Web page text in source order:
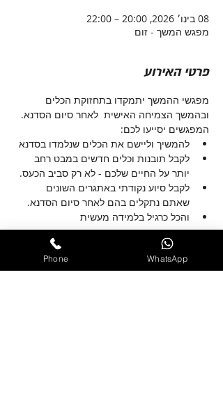
08 בינו׳ 2026, 20:00 – 22:00
מפגש המשך - זום
פרטי האירוע
מפגשי ההמשך יתמקדו בתחזוקת הכלים
ובהמשך הצמיחה האישית  לאחר סיום הסדנא.
המפגשים יסייעו לכם:
להמשיך וליישם את הכלים שנלמדו בסדנא
לקבל תובנות וכלים חדשים במבט רחב
יותר על החיים שלכם - לא רק סביב הכעס.
לקבל סיוע נקודתי באתגרים השונים
שאתם נתקלים בהם לאחר סיום הסדנא.
והכל כרגיל בלמידה מעשית
Phone WhatsApp